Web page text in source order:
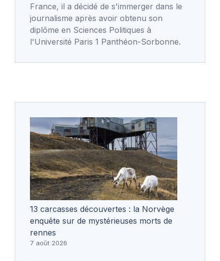
France, il a décidé de s'immerger dans le
journalisme après avoir obtenu son
diplôme en Sciences Politiques à
l'Université Paris 1 Panthéon-Sorbonne.
13 carcasses découvertes : la Norvège
enquête sur de mystérieuses morts de
rennes
7 août 2026